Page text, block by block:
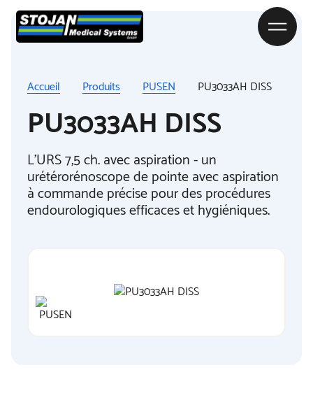
Accueil Produits PUSEN PU3033AH DISS
PU3033AH DISS
L'URS 7,5 ch. avec aspiration - un
urétérorénoscope de pointe avec aspiration
à commande précise pour des procédures
endourologiques efficaces et hygiéniques.